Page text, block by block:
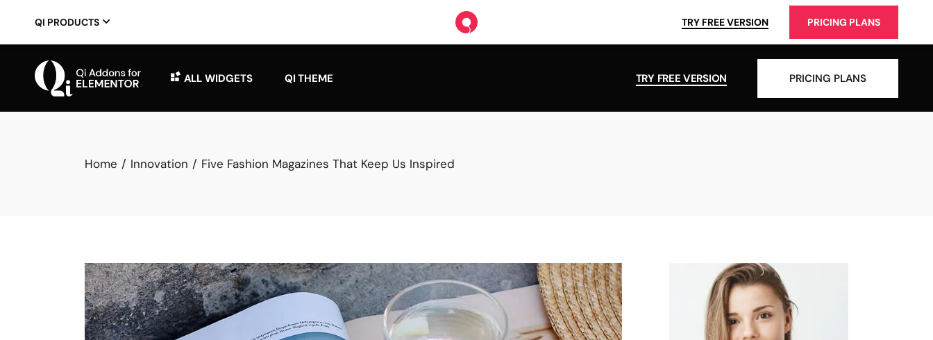
QI PRODUCTS TRY FREE VERSION PRICING PLANS
ALL WIDGETS QI THEME TRY FREE VERSION PRICING PLANS
Home Innovation Five Fashion Magazines That Keep Us Inspired